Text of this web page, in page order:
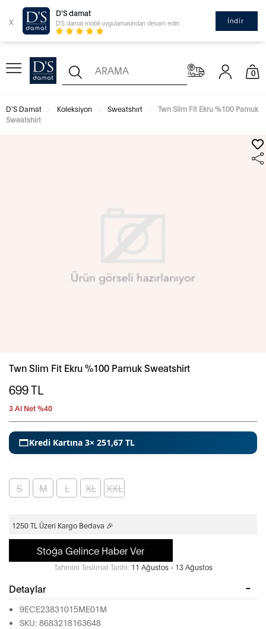
x
D'S damat
D'S damat mobil uygulamasından devam edin İndir
0
D'S Damat Koleksiyon Sweatshırt
Twn Slim Fit Ekru %100 Pamuk
Sweatshirt
Twn Slim Fit Ekru %100 Pamuk Sweatshirt
699TL
3 Al Net %40
Kredi Kartına 3× 251,67 TL
S M L XL XXL
1250 TL Üzeri Kargo Bedava 🎉
Stoğa Gelince Haber Ver
Tahmini Teslimat Tarihi: 11 Ağustos - 13 Ağustos
Detaylar
9ECE23831015ME01M
SKU: 8683218163648